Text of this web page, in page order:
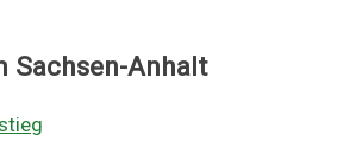
Sachsen-Anhalt